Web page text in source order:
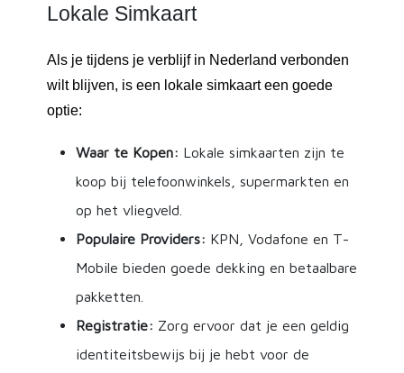
Lokale Simkaart
Als je tijdens je verblijf in Nederland verbonden
wilt blijven, is een lokale simkaart een goede
optie:
Waar te Kopen: Lokale simkaarten zijn te
koop bij telefoonwinkels, supermarkten en
op het vliegveld.
Populaire Providers: KPN, Vodafone en T-
Mobile bieden goede dekking en betaalbare
pakketten.
Registratie: Zorg ervoor dat je een geldig
identiteitsbewijs bij je hebt voor de